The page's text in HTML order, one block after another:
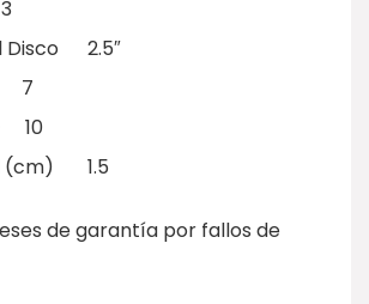
Disco 2.5″
7
10
(cm) 1.5
de garantía por fallos de